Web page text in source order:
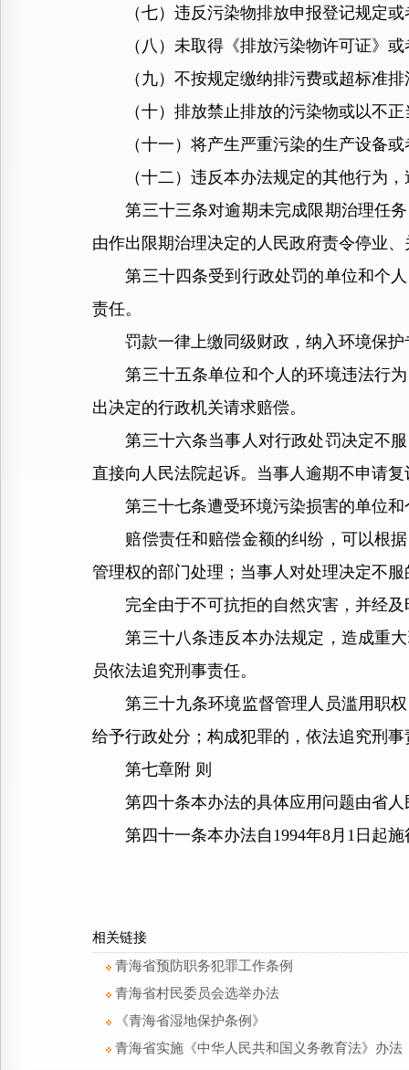
（七）违反污染物排放申报登记规定或
（八）未取得《排放污染物许可证》或
（九）不按规定缴纳排污费或超标准排
（十）排放禁止排放的污染物或以不正
（十一）将产生严重污染的生产设备或
（十二）违反本办法规定的其他行为，
第三十三条对逾期未完成限期治理任务
由作出限期治理决定的人民政府责令停业
第三十四条受到行政处罚的单位和个人
责任。
罚款一律上缴同级财政，纳入环境保护
第三十五条单位和个人的环境违法行为
出决定的行政机关请求赔偿。
第三十六条当事人对行政处罚决定不服
直接向人民法院起诉。当事人逾期不申请
第三十七条遭受环境污染损害的单位和
赔偿责任和赔偿金额的纠纷，可以根据
管理权的部门处理；当事人对处理决定不
完全由于不可抗拒的自然灾害，并经及
第三十八条违反本办法规定，造成重大
员依法追究刑事责任。
第三十九条环境监督管理人员滥用职权
给予行政处分；构成犯罪的，依法追究刑事
第七章附 则
第四十条本办法的具体应用问题由省人
第四十一条本办法自1994年8月1日起施
相关链接
青海省预防职务犯罪工作条例
青海省村民委员会选举办法
《青海省湿地保护条例》
青海省实施《中华人民共和国义务教育法》办法